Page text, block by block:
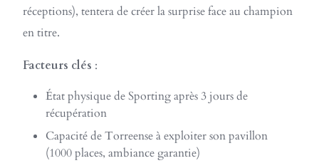
réceptions), tentera de créer la surprise face au champion
en titre.
Facteurs clés :
État physique de Sporting après 3 jours de
récupération
Capacité de Torreense à exploiter son pavillon
(1000 places, ambiance garantie)